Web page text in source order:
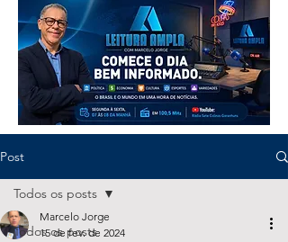
Post
Todos os posts
Todos os posts
Marcelo Jorge
15 de fev. de 2024